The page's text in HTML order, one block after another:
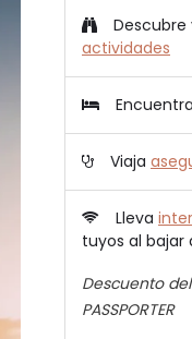
Descubre
actividades
Viaja
Lleva
tuyos al bajar
Descuento
PASSPORTER